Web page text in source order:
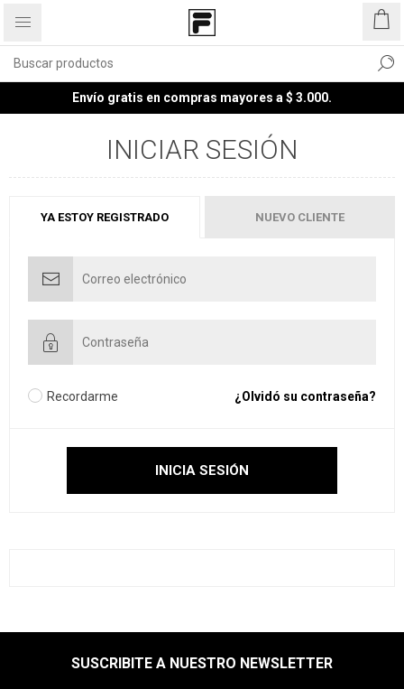
Envío gratis en compras mayores a $ 3.000.
INICIAR SESIÓN
YA ESTOY REGISTRADO NUEVO CLIENTE
Recordarme ¿Olvidó su contraseña?
SUSCRIBITE A NUESTRO NEWSLETTER